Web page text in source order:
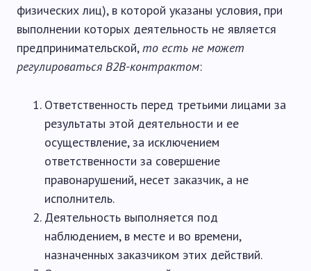
физических лиц), в которой указаны условия, при
выполнении которых деятельность не является
предпринимательской,то есть не может
регулироваться B2B-контрактом:
Ответственность перед третьими лицами за
результаты этой деятельности и ее
осуществление, за исключением
ответственности за совершение
правонарушений, несет заказчик, а не
исполнитель.
Деятельность выполняется под
наблюдением, в месте и во времени,
назначенных заказчиком этих действий.